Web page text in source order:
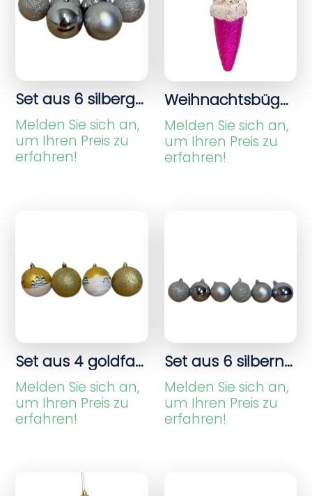
Set aus 6 silbergrauen Weihnachtskugeln – Gloss, Matte und Glitzer-Mix
Melden Sie sich an,
um Ihren Preis zu
erfahren!
Weihnachtsbügel-Eis mehrfarbig mit Glitzer
Melden Sie sich an,
um Ihren Preis zu
erfahren!
Set aus 4 goldfarbenen Weihnachtsbällen mit Winterdekoration und Glitzer
Melden Sie sich an,
um Ihren Preis zu
erfahren!
Set aus 6 silbernen Weihnachtskugeln – Mischung aus Glanz, Matt und Glitzer
Melden Sie sich an,
um Ihren Preis zu
erfahren!